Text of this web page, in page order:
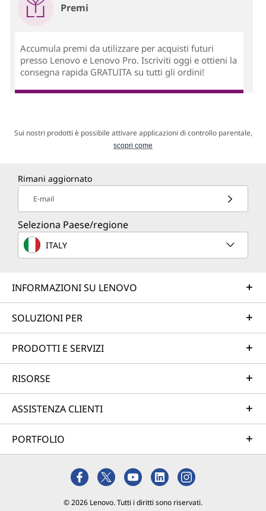
Premi
Accumula premi da utilizzare per acquisti futuri
presso Lenovo e Lenovo Pro. Iscriviti oggi e ottieni la
consegna rapida GRATUITA su tutti gli ordini!
Sui nostri prodotti è possibile attivare applicazioni di controllo parentale,
scopri come
Rimani aggiornato
E-mail
Seleziona Paese/regione
ITALY
INFORMAZIONI SU LENOVO
SOLUZIONI PER
PRODOTTI E SERVIZI
RISORSE
ASSISTENZA CLIENTI
PORTFOLIO
© 2026 Lenovo. Tutti i diritti sono riservati.